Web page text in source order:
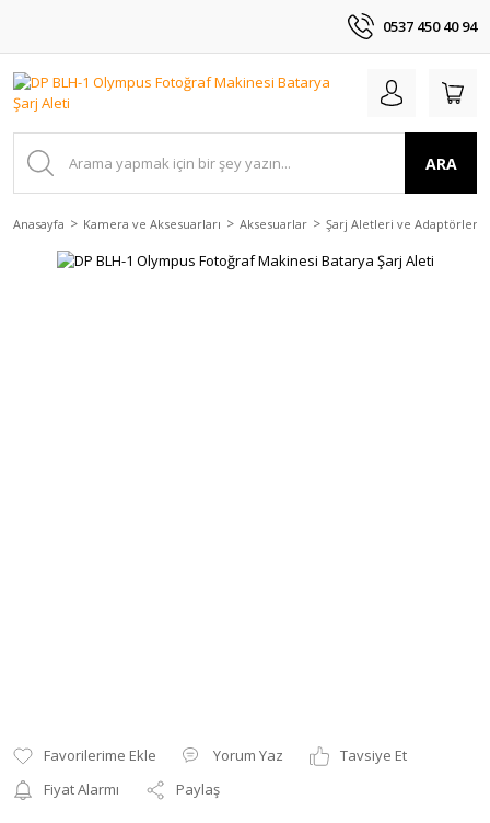
0537 450 40 94
ARA
Anasayfa Kamera ve Aksesuarları Aksesuarlar Şarj Aletleri ve Adaptörler
Yorum Yaz
Tavsiye Et
Fiyat Alarmı
Paylaş